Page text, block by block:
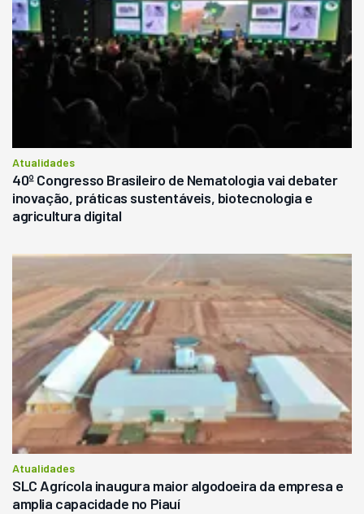
Atualidades
40º Congresso Brasileiro de Nematologia vai debater
inovação, práticas sustentáveis, biotecnologia e
agricultura digital
Atualidades
SLC Agrícola inaugura maior algodoeira da empresa e
amplia capacidade no Piauí